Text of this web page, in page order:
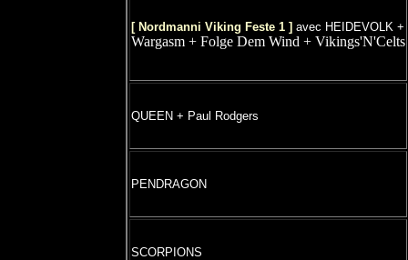
[ Nordmanni Viking Feste 1 ] avec HEIDEVOLK +
Wargasm + Folge Dem Wind + Vikings'N'Celts
QUEEN + Paul Rodgers
PENDRAGON
SCORPIONS